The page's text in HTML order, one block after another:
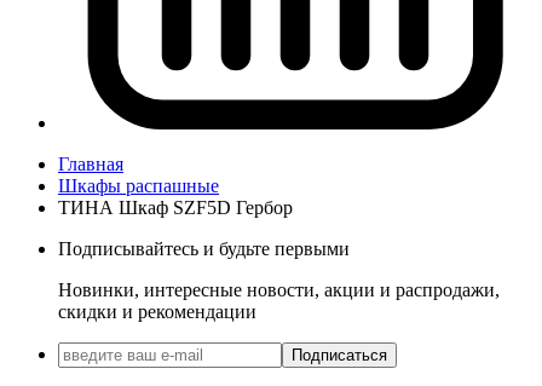
Главная
Шкафы распашные
ТИНА Шкаф SZF5D Гербор
Подписывайтесь и будьте первыми
Новинки, интересные новости, акции и распродажи,
скидки и рекомендации
Подписаться